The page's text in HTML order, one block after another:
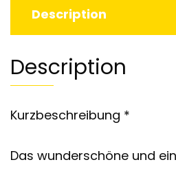
Description
Description
Kurzbeschreibung *
Das wunderschöne und